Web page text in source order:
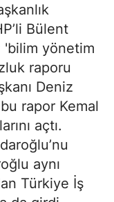
Bülent
'bilim yönetim
raporu
Deniz
rapor Kemal
açtı.
aynı
Türkiye İş